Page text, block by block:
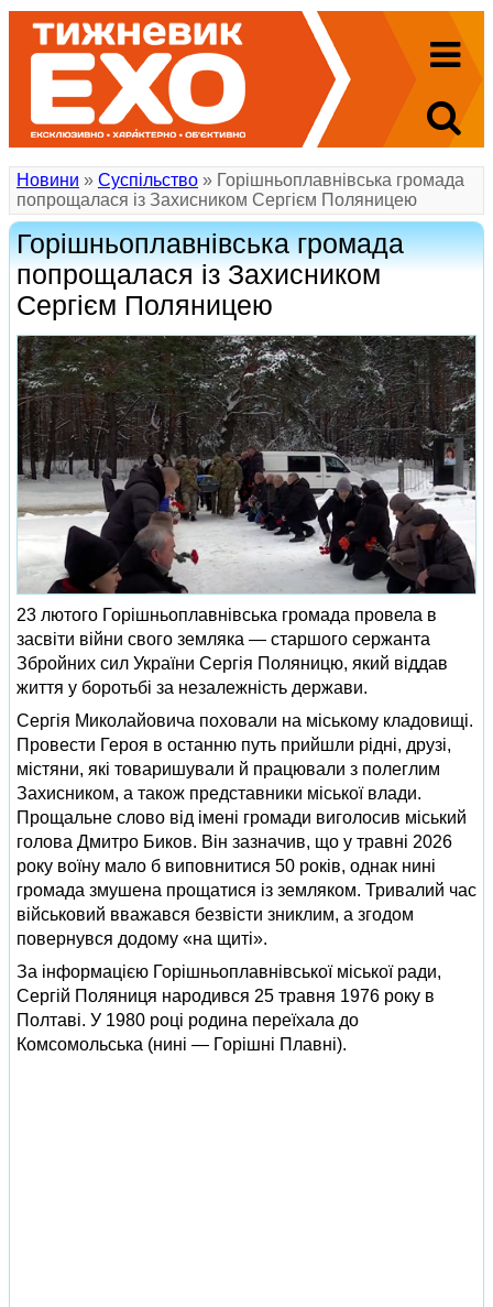
Новини » Суспільство » Горішньоплавнівська громада
попрощалася із Захисником Сергієм Поляницею
Горішньоплавнівська громада
попрощалася із Захисником
Сергієм Поляницею
23 лютого Горішньоплавнівська громада провела в
засвіти війни свого земляка — старшого сержанта
Збройних сил України Сергія Поляницю, який віддав
життя у боротьбі за незалежність держави.
Сергія Миколайовича поховали на міському кладовищі.
Провести Героя в останню путь прийшли рідні, друзі,
містяни, які товаришували й працювали з полеглим
Захисником, а також представники міської влади.
Прощальне слово від імені громади виголосив міський
голова Дмитро Биков. Він зазначив, що у травні 2026
року воїну мало б виповнитися 50 років, однак нині
громада змушена прощатися із земляком. Тривалий час
військовий вважався безвісти зниклим, а згодом
повернувся додому «на щиті».
За інформацією Горішньоплавнівської міської ради,
Сергій Поляниця народився 25 травня 1976 року в
Полтаві. У 1980 році родина переїхала до
Комсомольська (нині — Горішні Плавні).